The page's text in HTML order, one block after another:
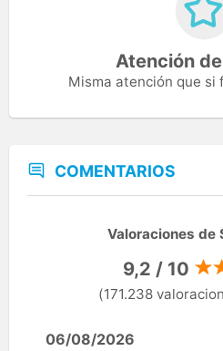
Atención
Misma atención que si
COMENTARIOS
Valoraciones de
9,2 / 10
(171.238
06/08/2026